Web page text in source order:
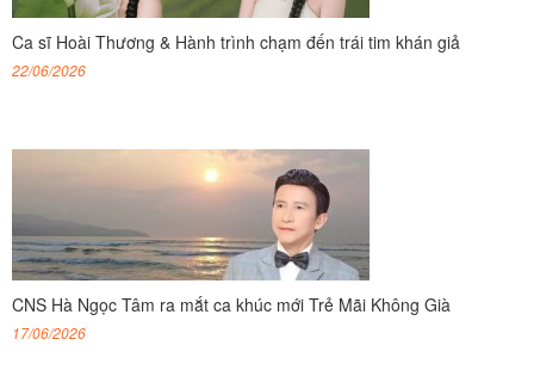
Ca sĩ Hoài Thương & Hành trình chạm đến trái tim khán giả
22/06/2026
CNS Hà Ngọc Tâm ra mắt ca khúc mới Trẻ Mãi Không Già
17/06/2026